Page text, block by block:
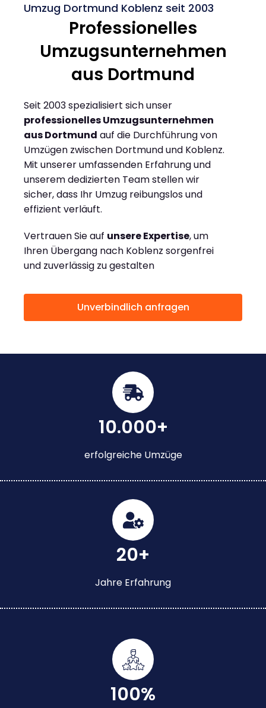
Umzug Dortmund Koblenz seit 2003
Professionelles
Umzugsunternehmen
aus Dortmund
Seit 2003 spezialisiert sich unser
professionelles Umzugsunternehmen
aus Dortmund auf die Durchführung von
Umzügen zwischen Dortmund und Koblenz.
Mit unserer umfassenden Erfahrung und
unserem dedizierten Team stellen wir
sicher, dass Ihr Umzug reibungslos und
effizient verläuft.
Vertrauen Sie auf unsere Expertise, um
Ihren Übergang nach Koblenz sorgenfrei
und zuverlässig zu gestalten
Unverbindlich anfragen
10.000+
erfolgreiche Umzüge
20+
Jahre Erfahrung
100%